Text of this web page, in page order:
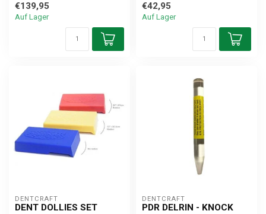
€139,95
Auf Lager
€42,95
Auf Lager
DENTCRAFT
DENT DOLLIES SET
DENTCRAFT
PDR DELRIN - KNOCK